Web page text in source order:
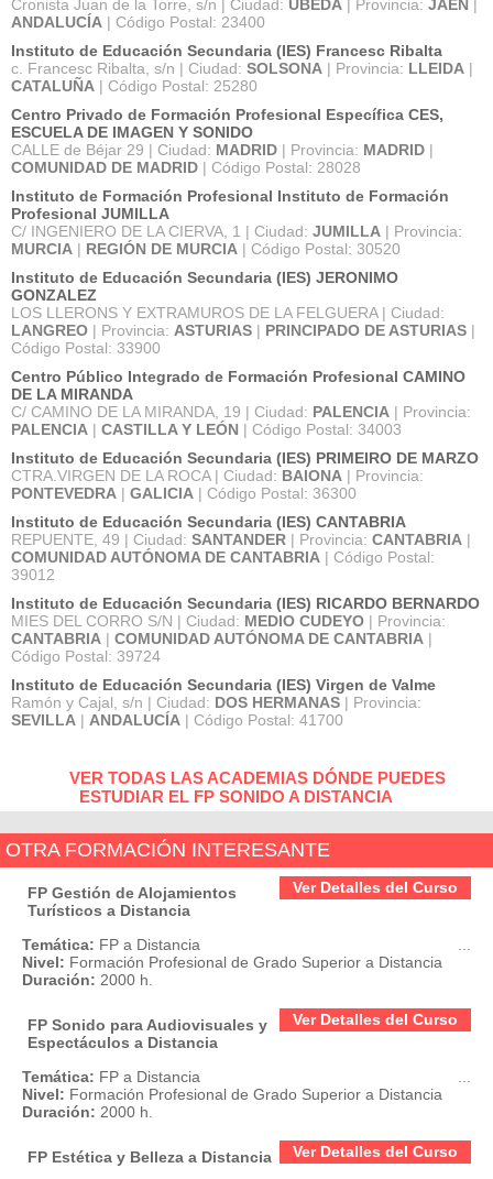
Cronista Juan de la Torre, s/n | Ciudad: UBEDA | Provincia: JAEN |
ANDALUCÍA | Código Postal: 23400
Instituto de Educación Secundaria (IES) Francesc Ribalta
c. Francesc Ribalta, s/n | Ciudad: SOLSONA | Provincia: LLEIDA |
CATALUÑA | Código Postal: 25280
Centro Privado de Formación Profesional Específica CES,
ESCUELA DE IMAGEN Y SONIDO
CALLE de Béjar 29 | Ciudad: MADRID | Provincia: MADRID |
COMUNIDAD DE MADRID | Código Postal: 28028
Instituto de Formación Profesional Instituto de Formación
Profesional JUMILLA
C/ INGENIERO DE LA CIERVA, 1 | Ciudad: JUMILLA | Provincia:
MURCIA | REGIÓN DE MURCIA | Código Postal: 30520
Instituto de Educación Secundaria (IES) JERONIMO
GONZALEZ
LOS LLERONS Y EXTRAMUROS DE LA FELGUERA | Ciudad:
LANGREO | Provincia: ASTURIAS | PRINCIPADO DE ASTURIAS |
Código Postal: 33900
Centro Público Integrado de Formación Profesional CAMINO
DE LA MIRANDA
C/ CAMINO DE LA MIRANDA, 19 | Ciudad: PALENCIA | Provincia:
PALENCIA | CASTILLA Y LEÓN | Código Postal: 34003
Instituto de Educación Secundaria (IES) PRIMEIRO DE MARZO
CTRA.VIRGEN DE LA ROCA | Ciudad: BAIONA | Provincia:
PONTEVEDRA | GALICIA | Código Postal: 36300
Instituto de Educación Secundaria (IES) CANTABRIA
REPUENTE, 49 | Ciudad: SANTANDER | Provincia: CANTABRIA |
COMUNIDAD AUTÓNOMA DE CANTABRIA | Código Postal:
39012
Instituto de Educación Secundaria (IES) RICARDO BERNARDO
MIES DEL CORRO S/N | Ciudad: MEDIO CUDEYO | Provincia:
CANTABRIA | COMUNIDAD AUTÓNOMA DE CANTABRIA |
Código Postal: 39724
Instituto de Educación Secundaria (IES) Virgen de Valme
Ramón y Cajal, s/n | Ciudad: DOS HERMANAS | Provincia:
SEVILLA | ANDALUCÍA | Código Postal: 41700
VER TODAS LAS ACADEMIAS DÓNDE PUEDES
ESTUDIAR EL FP SONIDO A DISTANCIA
OTRA FORMACIÓN INTERESANTE
Ver Detalles del Curso
FP Gestión de Alojamientos
Turísticos a Distancia
Temática: FP a Distancia
Nivel: Formación Profesional de Grado Superior a Distancia
Duración: 2000 h.
Ver Detalles del Curso
FP Sonido para Audiovisuales y
Espectáculos a Distancia
Temática: FP a Distancia
Nivel: Formación Profesional de Grado Superior a Distancia
Duración: 2000 h.
Ver Detalles del Curso
FP Estética y Belleza a Distancia